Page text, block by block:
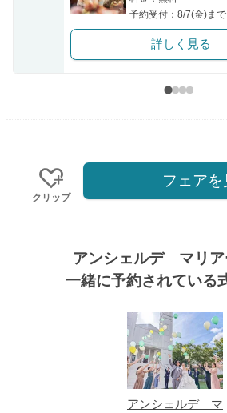
予約受付：8/7(金)まで
詳しく見る
クリップ
フェアを
アンシェルデ マリア
一緒に予約されている
アンシェルデ マ